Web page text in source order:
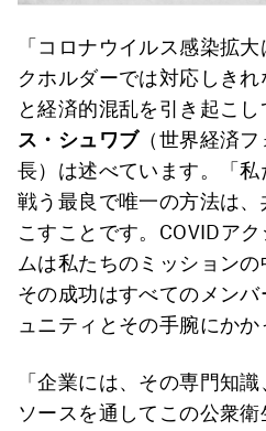
「コロナウイルス感染拡
クホルダーでは対応しき
と経済的混乱を引き起こし
ス・シュワブ（世界経済
長）は述べています。「私
戦う最良で唯一の方法は
こすことです。COVIDア
ムは私たちのミッションの
その成功はすべてのメンバ
ュニティとその手腕にかか
「企業には、その専門知
ソースを通してこの公衆